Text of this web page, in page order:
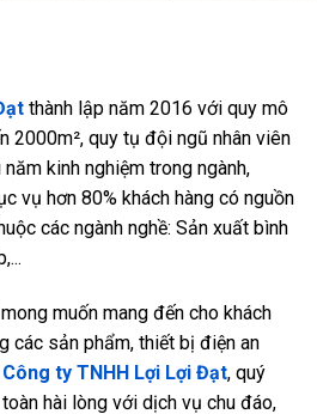
thành lập năm 2016 với quy mô
2000m², quy tụ đội ngũ nhân viên
kinh nghiệm trong ngành,
vụ hơn 80% khách hàng có nguồn
các ngành nghề: Sản xuất bình
muốn mang đến cho khách
các sản phẩm, thiết bị điện an
Công ty TNHH Lợi Lợi Đạt, quý
hài lòng với dịch vụ chu đáo,